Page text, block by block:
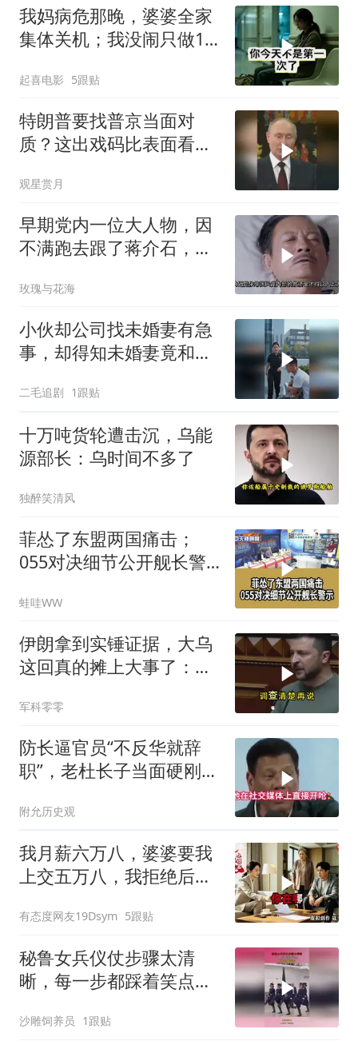
我妈病危那晚，婆婆全家
集体关机；我没闹只做1
你是不是疯了？
起喜电影 5跟贴
特朗普要找普京当面对
质？这出戏码比表面看起
观星赏月
早期党内一位大人物，因
不满跑去跟了蒋介石，不
玫瑰与花海
小伙却公司找未婚妻有急
事，却得知未婚妻竟和别
二毛追剧 1跟贴
十万吨货轮遭击沉，乌能
源部长：乌时间不多了
独醉笑清风
菲怂了东盟两国痛击；
055对决细节公开舰长警
冰｜辣晚报20260805
蛙哇WW
伊朗拿到实锤证据，大乌
这回真的摊上大事了：私
军科零零
防长逼官员“不反华就辞
职”，老杜长子当面硬刚：
附允历史观
我月薪六万八，婆婆要我
上交五万八，我拒绝后她
离婚
有态度网友19Dsym 5跟贴
秘鲁女兵仪仗步骤太清
晰，每一步都踩着笑点，
沙雕饲养员 1跟贴